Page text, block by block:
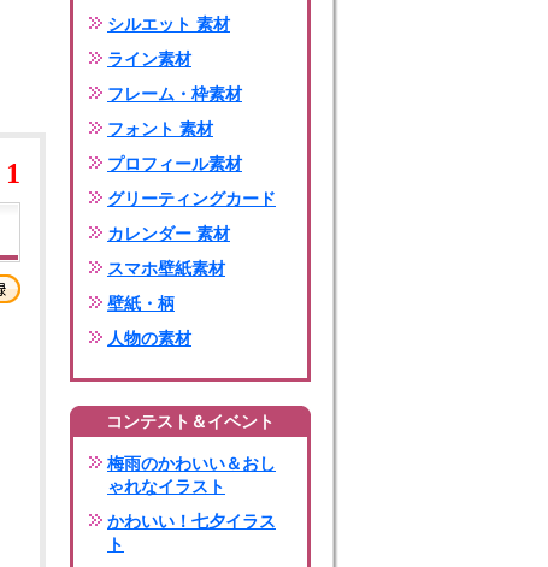
1
シルエット 素材
ライン素材
フレーム・枠素材
フォント 素材
プロフィール素材
グリーティングカード
カレンダー 素材
スマホ壁紙素材
壁紙・柄
人物の素材
コンテスト＆イベント
梅雨のかわいい＆おし
ゃれなイラスト
かわいい！七夕イラス
ト